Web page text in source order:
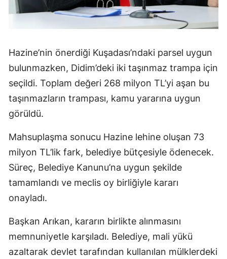
Hazine’nin önerdiği Kuşadası’ndaki parsel uygun
bulunmazken, Didim’deki iki taşınmaz trampa için
seçildi. Toplam değeri 268 milyon TL’yi aşan bu
taşınmazların trampası, kamu yararına uygun
görüldü.
Mahsuplaşma sonucu Hazine lehine oluşan 73
milyon TL’lik fark, belediye bütçesiyle ödenecek.
Süreç, Belediye Kanunu’na uygun şekilde
tamamlandı ve meclis oy birliğiyle kararı
onayladı.
Başkan Arıkan, kararın birlikte alınmasını
memnuniyetle karşıladı. Belediye, mali yükü
azaltarak devlet tarafından kullanılan mülklerdeki